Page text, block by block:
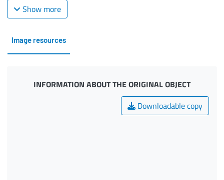
Show more
Image resources
INFORMATION ABOUT THE ORIGINAL OBJECT
Downloadable copy